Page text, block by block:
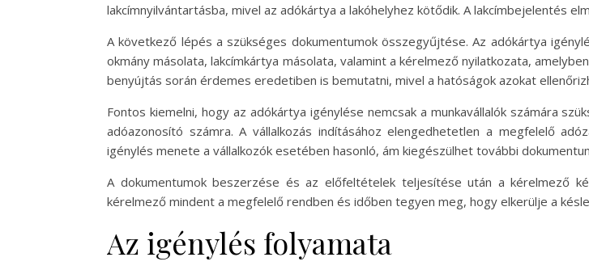
lakcímnyilvántartásba, mivel az adókártya a lakóhelyhez kötődik. A lakcímbejelentés
A következő lépés a szükséges dokumentumok összegyűjtése. Az adókártya
okmány másolata, lakcímkártya másolata, valamint a kérelmező nyilatkozata,
benyújtás során érdemes eredetiben is bemutatni, mivel a hatóságok azokat
Fontos kiemelni, hogy az adókártya igénylése nemcsak a munkavállalók számára
adóazonosító számra. A vállalkozás indításához elengedhetetlen a megfelelő
igénylés menete a vállalkozók esetében hasonló, ám kiegészülhet további
A dokumentumok beszerzése és az előfeltételek teljesítése után a kérelmező
kérelmező mindent a megfelelő rendben és időben tegyen meg, hogy elkerülje a
Az igénylés folyamata